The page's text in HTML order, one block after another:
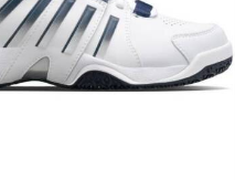
SELECTERENDIT
PRODUCT
HEEFT
MEERDERE
VARIATIES.
/ DETAILS